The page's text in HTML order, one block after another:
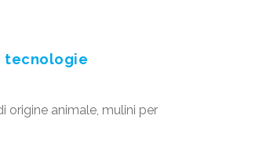
tecnologie
origine animale, mulini per